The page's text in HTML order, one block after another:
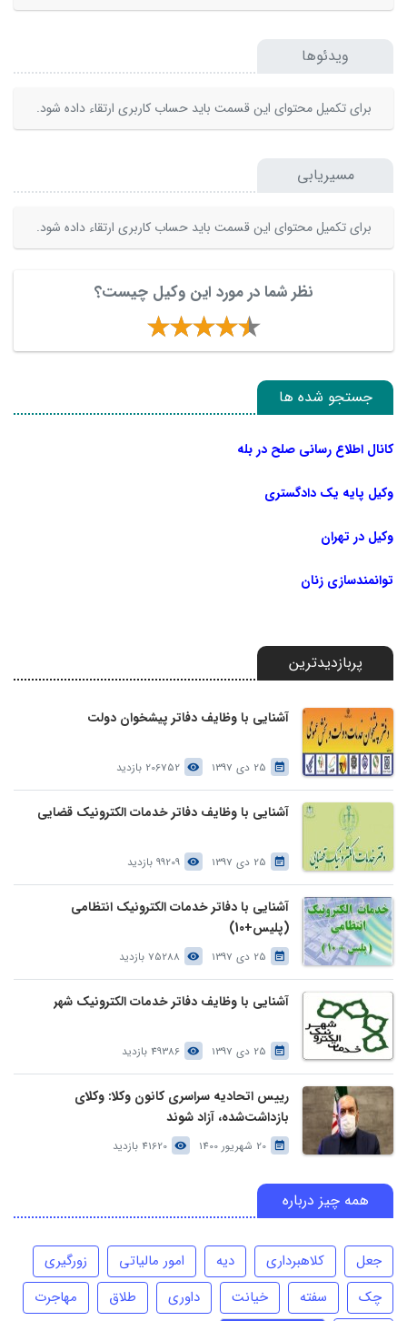
ویدئوها
برای تکمیل محتوای این قسمت باید حساب کاربری ارتقاء داده شود.
مسیریابی
برای تکمیل محتوای این قسمت باید حساب کاربری ارتقاء داده شود.
نظر شما در مورد این وکیل چیست؟
جستجو شده ها
کانال اطلاع رسانی صلح در بله
وکیل پایه یک دادگستری
وکیل در تهران
توانمندسازی زنان
پربازدیدترین
آشنایی با وظایف دفاتر پیشخوان دولت
25 دی 1397 206752 بازدید
آشنایی با وظایف دفاتر خدمات الکترونیک قضایی
25 دی 1397 99209 بازدید
آشنایی با دفاتر خدمات الکترونیک انتظامی
(پلیس+10)
25 دی 1397 75288 بازدید
آشنایی با وظایف دفاتر خدمات الکترونیک شهر
25 دی 1397 49386 بازدید
رییس اتحادیه سراسری کانون وکلا: وکلای
بازداشت‌شده، آزاد شوند
20 شهریور 1400 41620 بازدید
همه چیز درباره
جعل کلاهبرداری دیه امور مالیاتی
زورگیری
چک
سفته خیانت داوری طلاق
مهاجرت